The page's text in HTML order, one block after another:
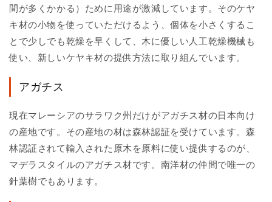
間が多くかかる）ために用途が激減しています。そのケヤ
キ材の小物を使っていただけるよう、個体を小さくするこ
とで少しでも乾燥を早くして、木に優しい人工乾燥機械も
使い、新しいケヤキ材の提供方法に取り組んでいます。
アガチス
現在マレーシアのサラワク州だけがアガチス材の日本向け
の産地です。その産地の材は森林認証を受けています。森
林認証されて輸入された原木を原料に使い提供するのが、
マデラスタイルのアガチス材です。南洋材の仲間で唯一の
針葉樹でもあります。